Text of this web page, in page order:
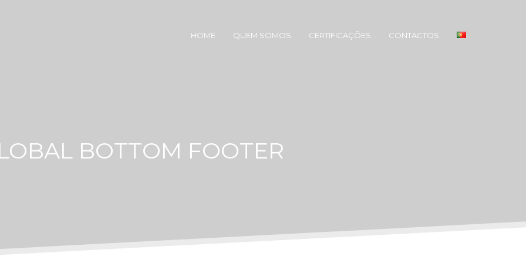
HOME QUEM SOMOS CERTIFICAÇÕES CONTACTOS
BOTTOM FOOTER